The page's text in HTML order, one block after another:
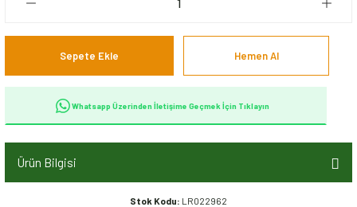
Sepete Ekle Hemen Al
Whatsapp Üzerinden İletişime Geçmek İçin Tıklayın
Ürün Bilgisi
Stok Kodu: LR022962